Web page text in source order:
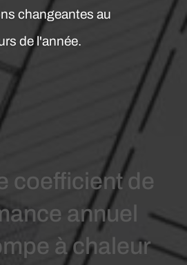
changeantes au
de l'année.
coefficient de
annuel
à chaleur